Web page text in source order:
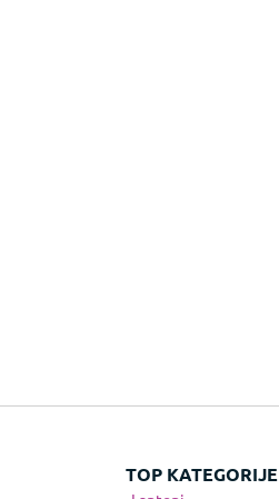
TOP KATEGORIJE